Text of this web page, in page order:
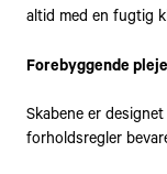
altid med en fugtig
Forebyggende pleje
Skabene er
forholdsregler